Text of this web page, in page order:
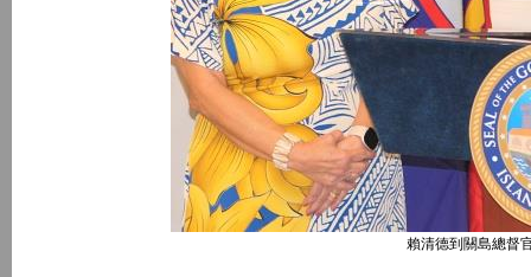
賴清德到關島總督